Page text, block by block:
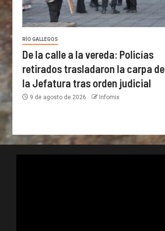
RÍO GALLEGOS
De la calle a la vereda: Policías
retirados trasladaron la carpa de
la Jefatura tras orden judicial
9 de agosto de 2026 Infomix